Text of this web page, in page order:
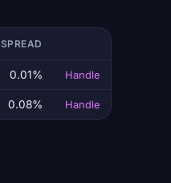
SPREAD
0.01% Handle
0.08% Handle